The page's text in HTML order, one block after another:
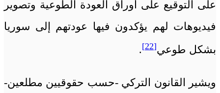
على التوقيع على أوراق العودة الطوعية وتصوير
فيديوهات لهم يؤكدون فيها عودتهم إلى سوريا
بشكل طوعي[22]
.
ويشير القانون التركي -حسب حقوقيين مطلعين-